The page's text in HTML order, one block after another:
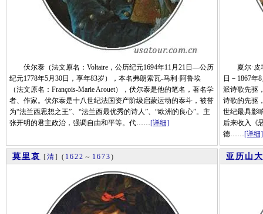
伏尔泰（法文原名：Voltaire，公历纪元1694年11月21日—公历
纪元1778年5月30日，享年83岁），本名弗朗索瓦-马利·阿鲁埃
（法文原名：François-Marie Arouet），伏尔泰是他的笔名，著名学
者、作家。伏尔泰是十八世纪法国资产阶级启蒙运动的泰斗，被誉
为“法兰西思想之王”、“法兰西最优秀的诗人”、“欧洲的良心”。主
张开明的君主政治，强调自由和平等。代……[详细]
夏尔·皮埃
日－1867年
派诗歌先驱
诗歌的先驱
世纪最具影
后来收入《
德……[详细]
莫里哀 [清] ( 1622 ～ 1673) 亚历山